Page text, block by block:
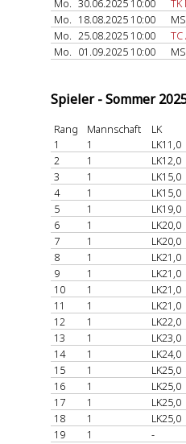
Mo. 30.06.2025 10:00
Mo. 18.08.2025 10:00
Mo. 25.08.2025 10:00
Mo. 01.09.2025 10:00
Spieler - Sommer
Rang Mannschaft
LK
1
1
LK11,0
2
1
LK12,0
3
1
LK15,0
4
1
LK15,0
5
1
LK19,0
6
1
LK20,0
7
1
LK20,0
8
1
LK21,0
9
1
LK21,0
10
1
LK21,0
11
1
LK21,0
12
1
LK22,0
13
1
LK23,0
14
1
LK24,0
15
1
LK25,0
16
1
LK25,0
17
1
LK25,0
18
1
LK25,0
19
1 -